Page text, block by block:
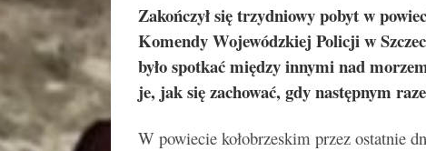
Zakończył się trzydniowy pobyt w
Komendy Wojewódzkiej Policji w
było spotkać między innymi nad
je, jak się zachować, gdy następnym
W powiecie kołobrzeskim przez ostatnie